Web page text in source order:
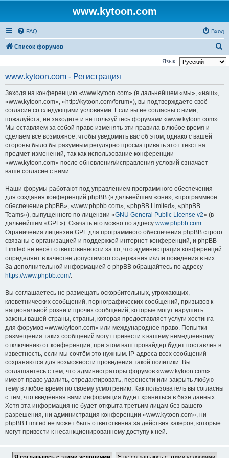
www.kytoon.com
FAQ Вход
Список форумов
о
Язык:
www.kytoon.com - Регистрация
Заходя на конференцию «www.kytoon.com» (в дальнейшем «мы», «наш»,
«www.kytoon.com», «http://kytoon.com/forum»), вы подтверждаете своё
согласие со следующими условиями. Если вы не согласны с ними,
пожалуйста, не заходите и не пользуйтесь форумами «www.kytoon.com».
Мы оставляем за собой право изменять эти правила в любое время и
сделаем всё возможное, чтобы уведомить вас об этом, однако с вашей
стороны было бы разумным регулярно просматривать этот текст на
предмет изменений, так как использование конференции
«www.kytoon.com» после обновления/исправления условий означает
ваше согласие с ними.
Наши форумы работают под управлением программного обеспечения
для создания конференций phpBB (в дальнейшем «они», «программное
обеспечение phpBB», «www.phpbb.com», «phpBB Limited», «phpBB
Teams»), выпущенного по лицензии «GNU General Public License v2» (в
дальнейшем «GPL»). Скачать его можно по адресу www.phpbb.com.
Ограничения лицензии GPL для программного обеспечения phpBB строго
связаны с организацией и поддержкой интернет-конференций, и phpBB
Limited не несёт ответственности за то, что администрация конференций
определяет в качестве допустимого содержания и/или поведения в них.
За дополнительной информацией о phpBB обращайтесь по адресу
https://www.phpbb.com/.
Вы соглашаетесь не размещать оскорбительных, угрожающих,
клеветнических сообщений, порнографических сообщений, призывов к
национальной розни и прочих сообщений, которые могут нарушить
законы вашей страны, страны, которая предоставляет услуги хостинга
для форумов «www.kytoon.com» или международное право. Попытки
размещения таких сообщений могут привести к вашему немедленному
отключению от конференции, при этом ваш провайдер будет поставлен в
известность, если мы сочтём это нужным. IP-адреса всех сообщений
сохраняются для возможности проведения такой политики. Вы
соглашаетесь с тем, что администраторы форумов «www.kytoon.com»
имеют право удалить, отредактировать, перенести или закрыть любую
тему в любое время по своему усмотрению. Как пользователь вы согласны
с тем, что введённая вами информация будет храниться в базе данных.
Хотя эта информация не будет открыта третьим лицам без вашего
разрешения, ни администрация конференции «www.kytoon.com», ни
phpBB Limited не может быть ответственна за действия хакеров, которые
могут привести к несанкционированному доступу к ней.